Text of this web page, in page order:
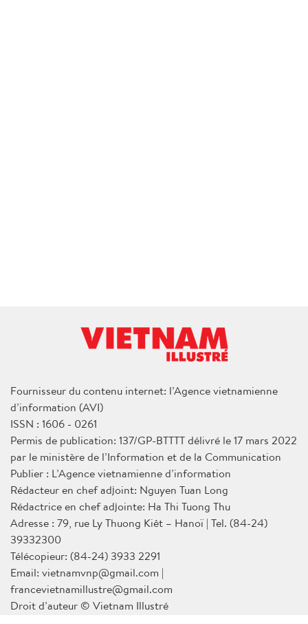
Fournisseur du contenu internet: l’Agence vietnamienne
d’information (AVI)
ISSN : 1606 - 0261
Permis de publication: 137/GP-BTTTT délivré le 17 mars 2022
par le ministère de l’Information et de la Communication
Publier : L’Agence vietnamienne d’information
Rédacteur en chef adjoint: Nguyen Tuan Long
Rédactrice en chef adjointe: Ha Thi Tuong Thu
Adresse : 79, rue Ly Thuong Kiêt – Hanoï | Tel. (84-24)
39332300
Télécopieur: (84-24) 3933 2291
Email: vietnamvnp@gmail.com |
francevietnamillustre@gmail.com
Droit d’auteur © Vietnam Illustré